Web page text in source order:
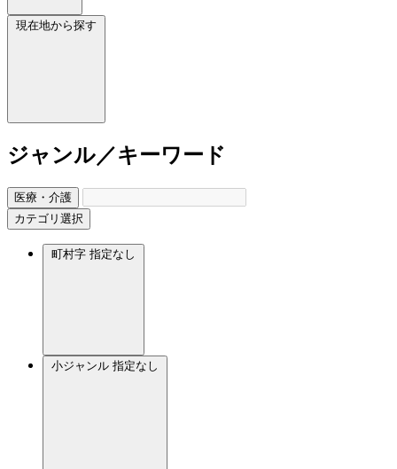
現在地から探す
ジャンル／キーワード
医療・介護
カテゴリ選択
町村字 指定なし
小ジャンル 指定なし